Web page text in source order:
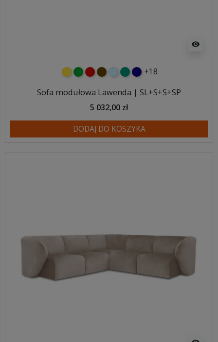
visibility
żółtyzielonyczerwony
czekoladowy
błękitnyturkusowy
granatowy
+18
Sofa modułowa Lawenda | SL+S+S+SP
5 032,00 zł
DODAJ DO KOSZYKA